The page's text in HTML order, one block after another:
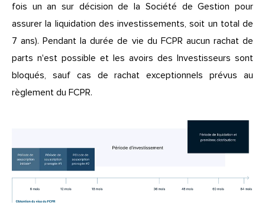
fois un an sur décision de la Société de Gestion pour
assurer la liquidation des investissements, soit un total de
7 ans). Pendant la durée de vie du FCPR aucun rachat de
parts n'est possible et les avoirs des Investisseurs sont
bloqués, sauf cas de rachat exceptionnels prévus au
règlement du FCPR.